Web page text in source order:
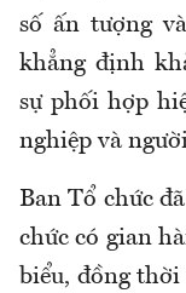
số ấn tượng
khẳng định
sự phối hợp
nghiệp và
Ban Tổ chức
chức có gian
biểu, đồng